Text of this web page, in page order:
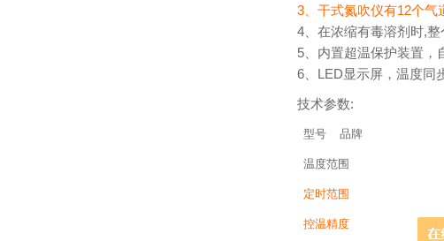
3、干式氮吹仪有12个气
4、在浓缩有毒溶剂时,整
5、内置超温保护装置，
6、LED显示屏，温度同
技术参数:
型号品牌
温度范围
定时范围
控温精度